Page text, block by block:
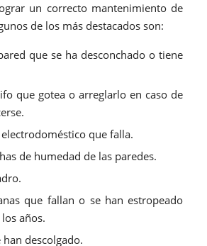
un correcto mantenimiento de
de los más destacados son:
que se ha desconchado o tiene
que gotea o arreglarlo en caso de
que falla.
de humedad de las paredes.
que fallan o se han estropeado
años.
han descolgado.